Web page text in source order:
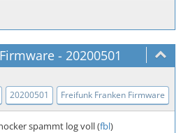
- 20200501
20200501 Freifunk Franken Firmware
spammt log voll (fbl)